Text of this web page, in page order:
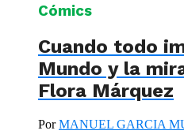
Cómics
Cuando todo
Mundo y la
Flora Márquez
PorMANUEL GARCIA